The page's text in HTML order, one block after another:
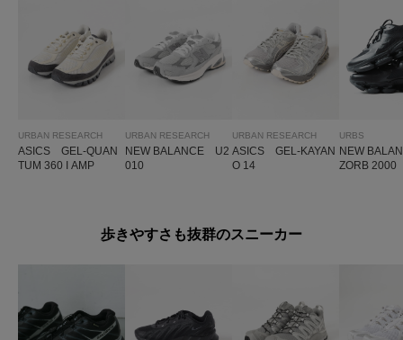
URBAN RESEARCH
ASICS GEL-QUAN
TUM 360 I AMP
URBAN RESEARCH
NEW BALANCE U2
010
URBAN RESEARCH
ASICS GEL-KAYAN
O 14
URBS
NEW
ZORB 2000
歩きやすさも抜群のスニーカー